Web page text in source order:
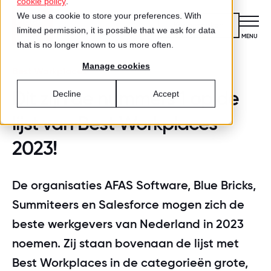
We use a cookie to store your preferences. With
limited permission, it is possible that we ask for data
that is no longer known to us more often.
Manage cookies
Accept
Decline
Kennismaken
MENU
CLOSE
VOOR ORGANISATIES
Wat is certificering?
Aanmelden voor certificering
VOOR MEDEWERKERS
Gecertificeerde organisaties
TEST
Is jouw organisatie een great place
to work?
Diensten
Medewerkersonderzoek
Certificering
Culture Coaching
Best Workplaces™
Hoe werkt het?
Aanmelden
Best Workplaces™ Nederland
Inspiratie
Agenda
Blog
Ons verhaal
Best Workplaces
Dit zijn de nummers 1 op de
lijst van Best Workplaces
2023!
De organisaties AFAS Software, Blue Bricks,
Summiteers en Salesforce mogen zich de
beste werkgevers van Nederland in 2023
noemen. Zij staan bovenaan de lijst met
Best Workplaces in de categorieën grote,